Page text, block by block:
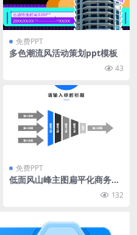
免费PPT
多色潮流风活动策划ppt模板
43
免费PPT
低面风山峰主图扁平化商务汇
132